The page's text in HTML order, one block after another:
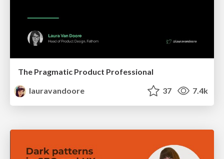
The Pragmatic Product Professional
lauravandoore
37 7.4k